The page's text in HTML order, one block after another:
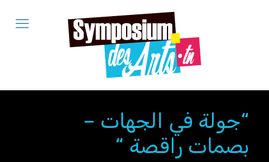
“جولة في الجهات –
بصمات راقصة “